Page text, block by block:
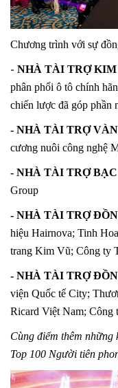
Chương trình với sự
- NHÀ TÀI TRỢ KIM
phân phối ô tô chính
chiến lược đã góp phần
- NHÀ TÀI TRỢ
cương nuôi công nghệ
- NHÀ TÀI TRỢ
Group
- NHÀ TÀI TRỢ
hiệu Hairnova; Tinh
trang Kim Vũ; Công ty
- NHÀ TÀI TRỢ
viện Quốc tế City;
Ricard Việt Nam; Công
Cùng điểm thêm những
Top 100 Người tiên